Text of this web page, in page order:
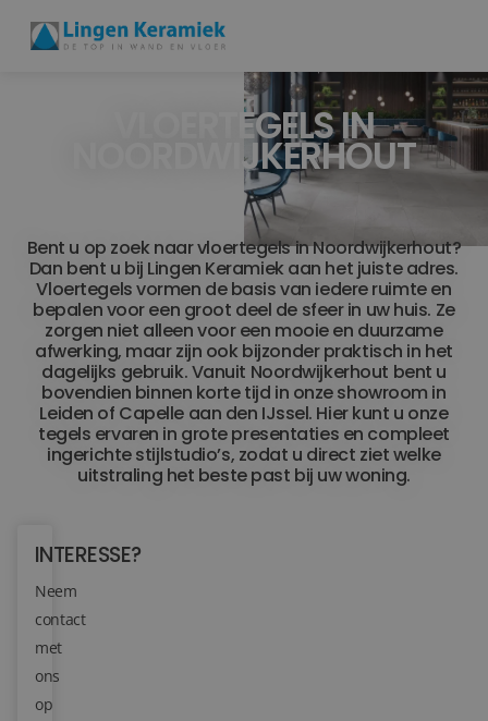
MEER PRODUCTEN
SHOWROOM BEZOEKEN
Stijlstudio's
Projecten
Inspiratie
Locaties
Tegelviewer
VLOERTEGELS IN
NOORDWIJKERHOUT
Bent u op zoek naar vloertegels in Noordwijkerhout?
Dan bent u bij Lingen Keramiek aan het juiste adres.
Vloertegels vormen de basis van iedere ruimte en
bepalen voor een groot deel de sfeer in uw huis. Ze
zorgen niet alleen voor een mooie en duurzame
afwerking, maar zijn ook bijzonder praktisch in het
dagelijks gebruik. Vanuit Noordwijkerhout bent u
bovendien binnen korte tijd in onze showroom in
Leiden of Capelle aan den IJssel. Hier kunt u onze
tegels ervaren in grote presentaties en compleet
ingerichte stijlstudio’s, zodat u direct ziet welke
uitstraling het beste past bij uw woning.
INTERESSE?
Neem
contact
met
ons
op